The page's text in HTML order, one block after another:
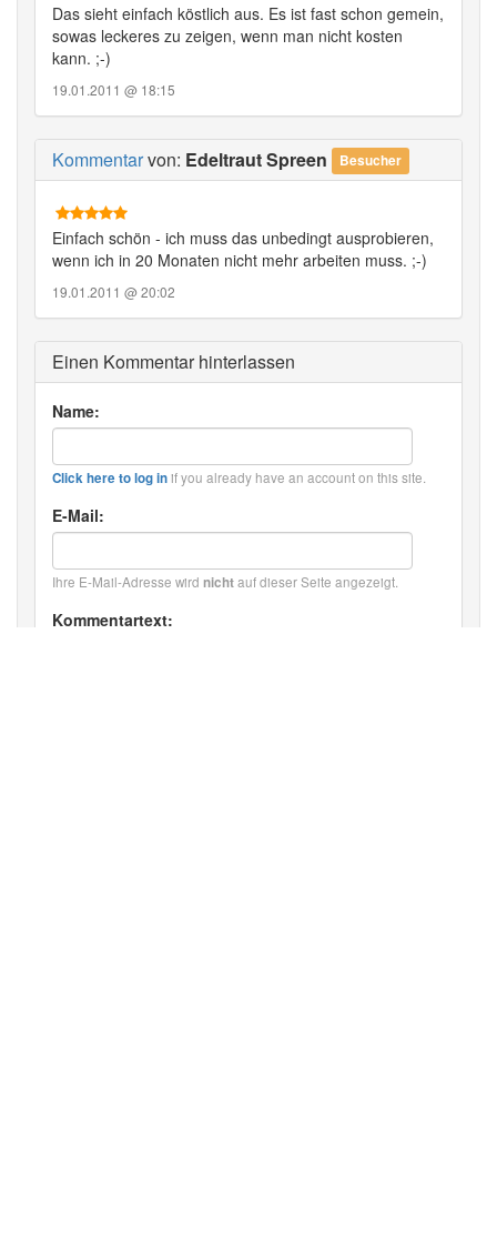
Das sieht einfach köstlich aus. Es ist fast schon gemein,
sowas leckeres zu zeigen, wenn man nicht kosten
kann. ;-)
19.01.2011 @ 18:15
Kommentarvon: Edeltraut Spreen Besucher
Einfach schön - ich muss das unbedingt ausprobieren,
wenn ich in 20 Monaten nicht mehr arbeiten muss. ;-)
19.01.2011 @ 20:02
Einen Kommentar hinterlassen
Name:
Click here to log inif you already have an account on this site.
E-Mail:
Ihre E-Mail-Adresse wird nichtauf dieser Seite angezeigt.
Kommentartext: